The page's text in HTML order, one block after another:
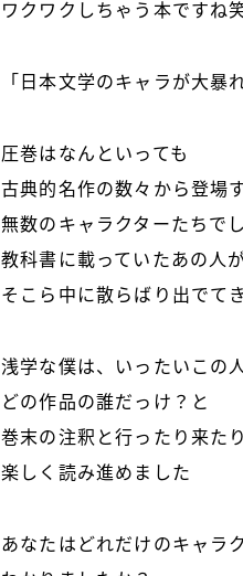
ワクワクしちゃう本ですね
「日本文学のキャラが大暴
圧巻はなんといっても
古典的名作の数々から登場
無数のキャラクターたちで
教科書に載っていたあの人
そこら中に散らばり出でて
浅学な僕は、いったいこの
どの作品の誰だっけ？と
巻末の注釈と行ったり来た
楽しく読み進めました
あなたはどれだけのキャラ